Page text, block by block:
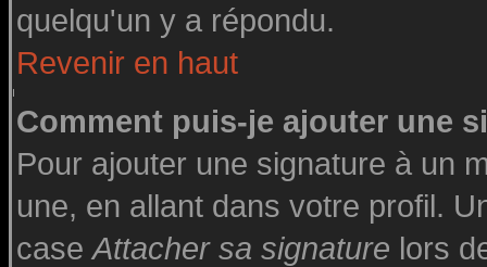
quelqu'un y a répondu.
Revenir en haut
Comment puis-je ajouter une
Pour ajouter une signature à un
une, en allant dans votre profil.
caseAttacher sa signature lors